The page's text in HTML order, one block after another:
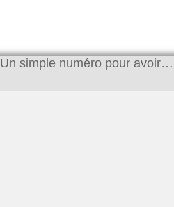
Un simple numéro pour avoir…